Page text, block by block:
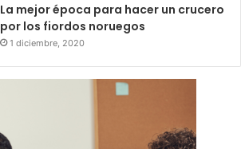
La mejor época para hacer un crucero
por los fiordos noruegos
1 diciembre, 2020